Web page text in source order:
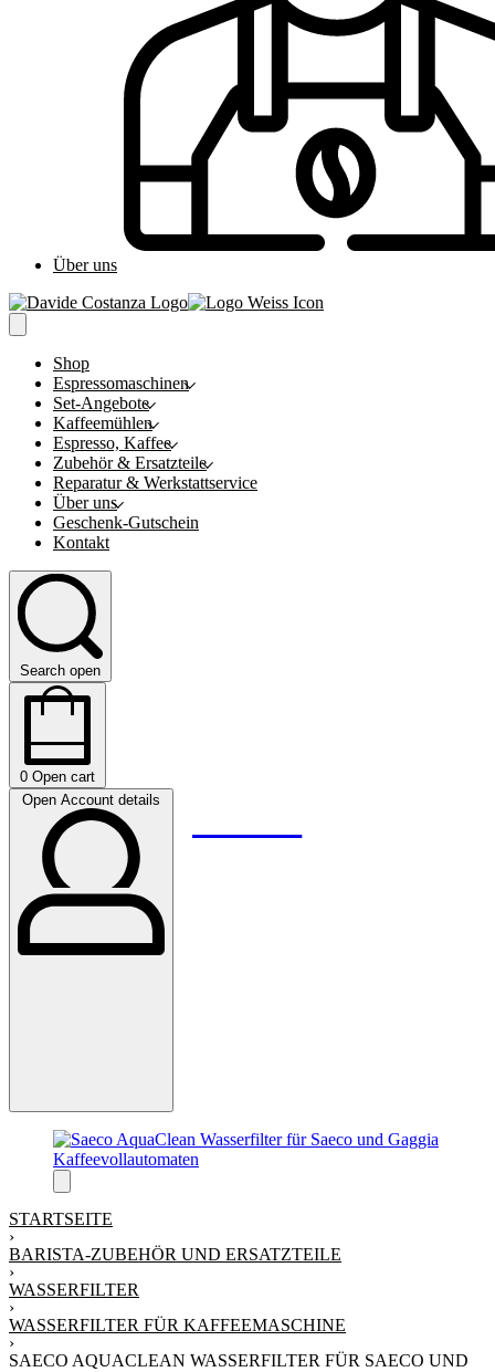
Über uns
Shop
Espressomaschinen
Set-Angebote
Kaffeemühlen
Espresso, Kaffee
Zubehör & Ersatzteile
Reparatur & Werkstattservice
Über uns
Geschenk-Gutschein
Kontakt
Search open
0 Open cart
Open Account details
STARTSEITE
›
BARISTA-ZUBEHÖR UND ERSATZTEILE
›
WASSERFILTER
›
WASSERFILTER FÜR KAFFEEMASCHINE
›
SAECO AQUACLEAN WASSERFILTER FÜR SAECO UND